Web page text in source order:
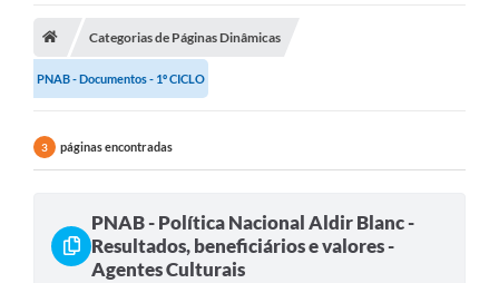
Categorias de Páginas Dinâmicas
PNAB - Documentos - 1º CICLO
3 páginas encontradas
PNAB - Política Nacional Aldir Blanc -
Resultados, beneficiários e valores -
Agentes Culturais